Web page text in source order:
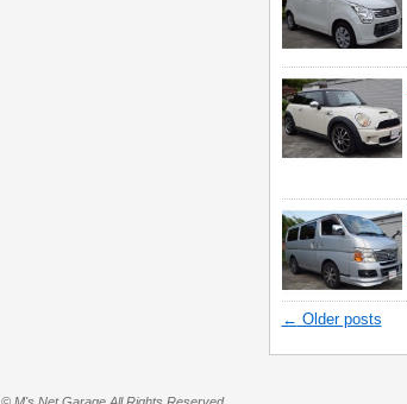
← Older posts